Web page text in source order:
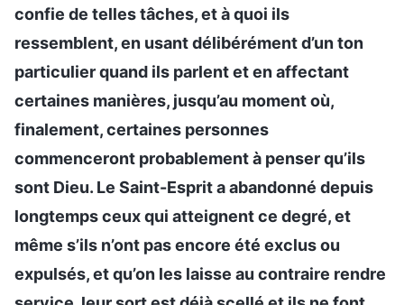
confie de telles tâches, et à quoi ils
ressemblent, en usant délibérément d’un ton
particulier quand ils parlent et en affectant
certaines manières, jusqu’au moment où,
finalement, certaines personnes
commenceront probablement à penser qu’ils
sont Dieu. Le Saint-Esprit a abandonné depuis
longtemps ceux qui atteignent ce degré, et
même s’ils n’ont pas encore été exclus ou
expulsés, et qu’on les laisse au contraire rendre